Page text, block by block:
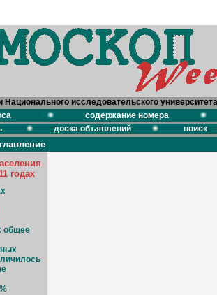
Национального исследовательского
содержание номера
доска объявлений поиск
годах
общее